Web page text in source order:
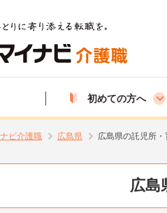
初めての方へ
ビ介護職 広島県 広島県の託児所
広島